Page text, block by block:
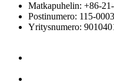
Matkapuhelin: +86-
Postinumero: 115-0003
Yritysnumero: